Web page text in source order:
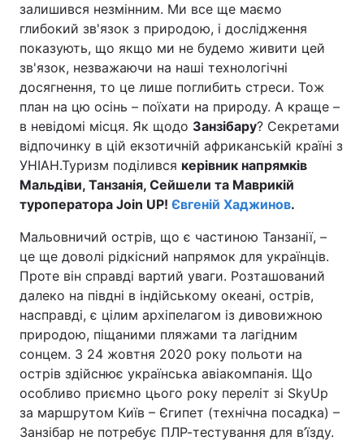
залишився незмінним. Ми все ще маємо
глибокий зв'язок з природою, і дослідження
показують, що якщо ми не будемо живити цей
зв'язок, незважаючи на наші технологічні
досягнення, то це лише поглибить стреси. Тож
план на цю осінь – поїхати на природу. А краще –
в невідомі місця. Як щодо Занзібару? Секретами
відпочинку в цій екзотичній африканській країні з
УНІАН.Туризм поділився керівник напрямків
Мальдіви, Танзанія, Сейшели та Маврикій
туроператора Join UP! Євгеній Хаджинов.
Мальовничий острів, що є частиною Танзанії, –
це ще доволі рідкісний напрямок для українців.
Проте він справді вартий уваги. Розташований
далеко на півдні в індійському океані, острів,
насправді, є цілим архіпелагом із дивовижною
природою, піщаними пляжами та лагідним
сонцем. З 24 жовтня 2020 року польоти на
острів здійснює українська авіакомпанія. Що
особливо приємно цього року переліт зі SkyUp
за маршрутом Київ – Єгипет (технічна посадка) –
Занзібар не потребує ПЛР-тестування для в’їзду.